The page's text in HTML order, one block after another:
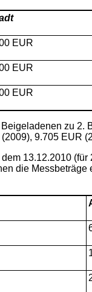
EUR
EUR
EUR
zu 2.
9.705 EUR
13.12.2010
die